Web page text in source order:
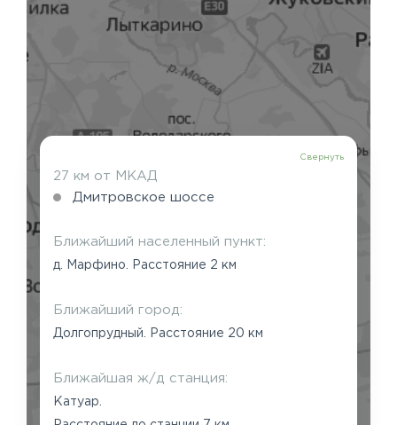
Свернуть
27 км от МКАД
Дмитровское шоссе
Ближайший населенный пункт:
д. Марфино. Расстояние 2 км
Ближайший город:
Долгопрудный. Расстояние 20 км
Ближайшая ж/д станция:
Катуар.